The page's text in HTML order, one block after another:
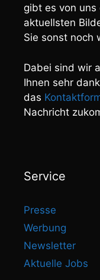
gibt es von
aktuellsten
Sie sonst noch
Dabei sind wir
Ihnen sehr
das
Nachricht
Service
Presse
Werbung
Newsletter
Aktuelle Jobs